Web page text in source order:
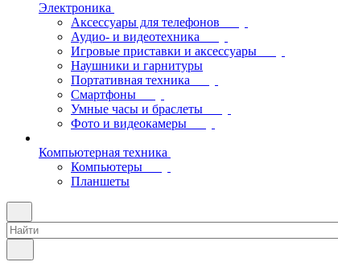
Электроника
Аксессуары для телефонов
Аудио- и видеотехника
Игровые приставки и аксессуары
Наушники и гарнитуры
Портативная техника
Смартфоны
Умные часы и браслеты
Фото и видеокамеры
Компьютерная техника
Компьютеры
Планшеты